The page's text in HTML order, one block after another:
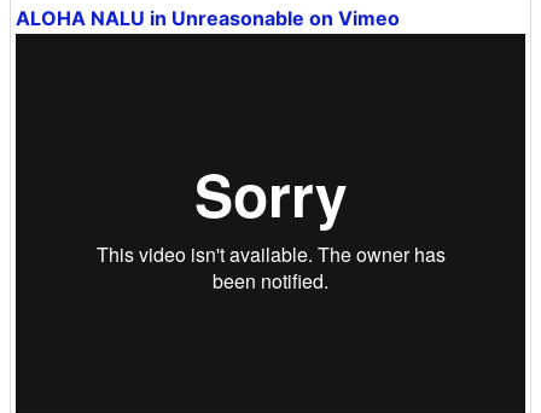
ALOHA NALU in Unreasonable on Vimeo